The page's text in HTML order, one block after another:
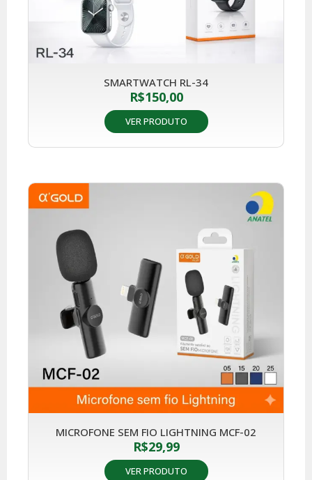
SMARTWATCH RL-34
R$150,00
VER PRODUTO
MICROFONE SEM FIO LIGHTNING MCF-02
R$29,99
VER PRODUTO